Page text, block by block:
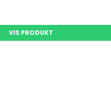
VIS PRODUKT